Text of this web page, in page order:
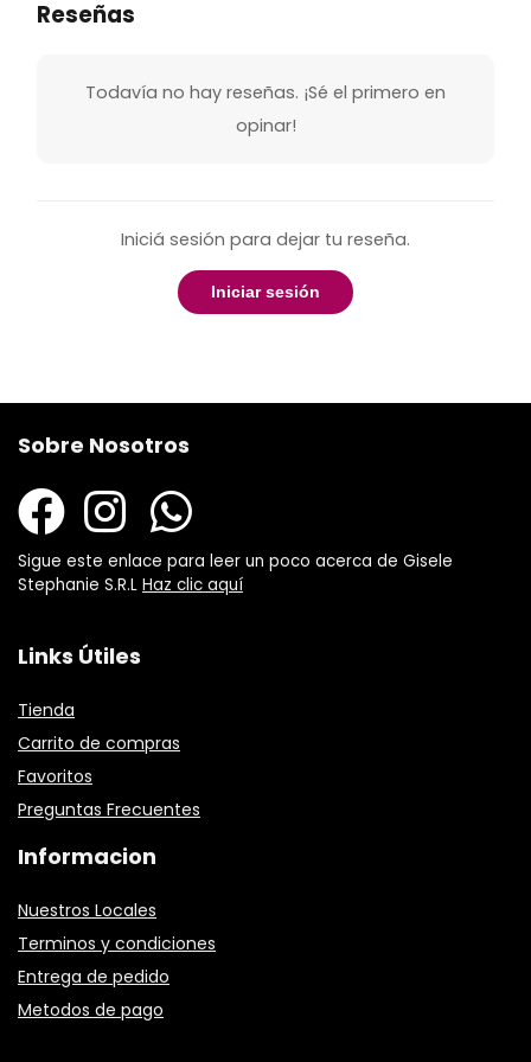
Reseñas
Todavía no hay reseñas. ¡Sé el primero en
opinar!
Iniciá sesión para dejar tu reseña.
Iniciar sesión
Sobre Nosotros
Sigue este enlace para leer un poco acerca de Gisele
Stephanie S.R.L Haz clic aquí
Links Útiles
Tienda
Carrito de compras
Favoritos
Preguntas Frecuentes
Informacion
Nuestros Locales
Terminos y condiciones
Entrega de pedido
Metodos de pago